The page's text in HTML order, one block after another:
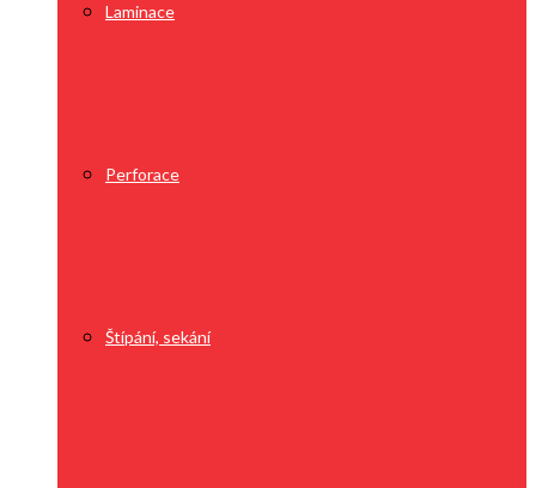
Laminace
Perforace
Štípání, sekání